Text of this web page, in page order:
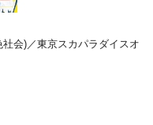
会)／東京スカパラダイスオ